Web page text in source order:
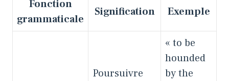
Fonction
grammaticale
Signification Exemple
Poursuivre
« to be
hounded
by the